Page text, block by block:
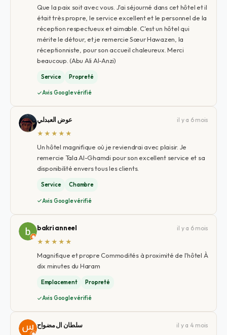
Que la paix soit avec vous. J'ai séjourné dans cet hôtel et il
était très propre, le service excellent et le personnel de la
réception respectueux et aimable. C'est un hôtel qui
mérite le détour, et je remercie Sœur Hawazen, la
réceptionniste, pour son accueil chaleureux. Merci
beaucoup. (Abu Ali Al-Anzi)
Service Propreté
Avis Google vérifié
عوض العبدلي
il y a 6 mois
★★★★★
Un hôtel magnifique où je reviendrai avec plaisir. Je
remercie Tala Al-Ghamdi pour son excellent service et sa
disponibilité envers tous les clients.
Service Chambre
Avis Google vérifié
bakri anneel
il y a 6 mois
★★★★★
Magnifique et propre Commodités à proximité de l'hôtel À
dix minutes du Haram
Emplacement Propreté
Avis Google vérifié
سلطان ال مضواح
il y a 4 mois